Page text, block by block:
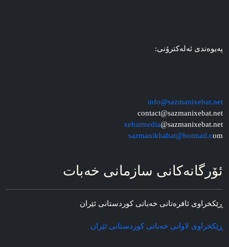
په‌یوه‌ندی ئه‌له‌کترۆنی:
info@sazmanixebat.net
contact@sazmanixebat.net
xebatmedia@sazmanixebat.net
sazmanikhabat@hotmail.com
ئۆرگانه‌کانی سازمانی خه‌بات
ڕێکخراوی ئافره‌تانی خه‌باتی کوردستانی ئێران
ڕێکخراوی لاوانی خه‌باتی کوردستانی ئێران